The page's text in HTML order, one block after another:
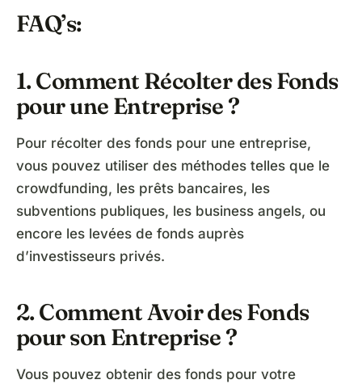
FAQ’s:
1. Comment Récolter des Fonds
pour une Entreprise ?
Pour récolter des fonds pour une entreprise,
vous pouvez utiliser des méthodes telles que le
crowdfunding, les prêts bancaires, les
subventions publiques, les business angels, ou
encore les levées de fonds auprès
d’investisseurs privés.
2. Comment Avoir des Fonds
pour son Entreprise ?
Vous pouvez obtenir des fonds pour votre